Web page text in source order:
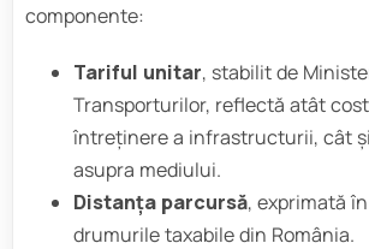
componente:
Tariful unitar, stabilit de
Transporturilor, reflectă atât
întreținere a infrastructurii, cât
asupra mediului.
Distanța parcursă, exprimată
drumurile taxabile din România.